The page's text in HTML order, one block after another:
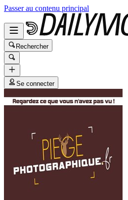
Passer au contenu principal
Rechercher
Se connecter